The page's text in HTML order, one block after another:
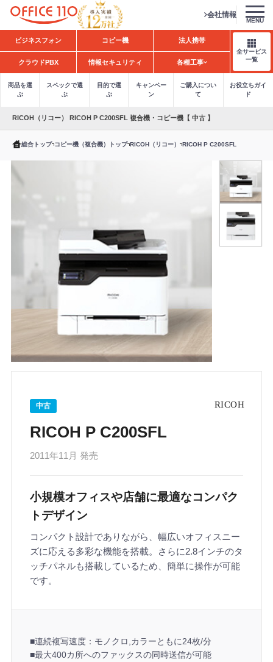
H
o
会社情報
MENU
ビジネスフォン コピー機 法人携帯
クラウドPBX 情報セキュリティ 各種工事
全サービス
一覧
商品を選
ぶ
スペックで選
ぶ
目的で選
ぶ
キャンペー
ン
ご購入につい
て
お役立ちガイ
ド
RICOH（リコー） RICOH P C200SFL 複合機・コピー機【 中古 】
総合トップ コピー機（複合機）トップ RICOH（リコー） RICOH P C200SFL
RICOH P C200SFL
2011年11月 発売
中古
小規模オフィスや店舗に最適なコンパク
トデザイン
コンパクト設計でありながら、幅広いオフィスニー
ズに応える多彩な機能を搭載。さらに2.8インチのタ
ッチパネルも搭載しているため、簡単に操作が可能
です。
■連続複写速度：モノクロ,カラーともに24枚/分
■最大400カ所へのファックスの同時送信が可能